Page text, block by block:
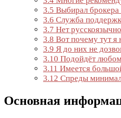
3.5 Выбирал
3.6 Служба
3.7 Нет
3.8 Вот почему тут я
3.9 Я до них не
3.10 Подойдёт
3.11 Имеется
3.12 Спреды
Основная